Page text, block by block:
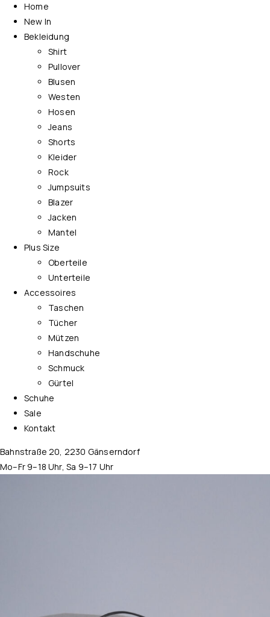
Home
New In
Bekleidung
Shirt
Pullover
Blusen
Westen
Hosen
Jeans
Shorts
Kleider
Rock
Jumpsuits
Blazer
Jacken
Mantel
Plus Size
Oberteile
Unterteile
Accessoires
Taschen
Tücher
Mützen
Handschuhe
Schmuck
Gürtel
Schuhe
Sale
Kontakt
Bahnstraße 20, 2230 Gänserndorf
Mo–Fr 9–18 Uhr, Sa 9–17 Uhr